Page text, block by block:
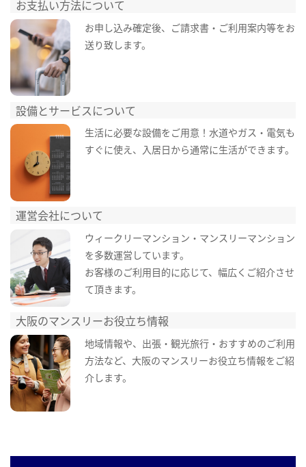
お支払い方法について
お申し込み確定後、ご請求書・ご利用案内等をお
送り致します。
設備とサービスについて
生活に必要な設備をご用意！水道やガス・電気も
すぐに使え、入居日から通常に生活ができます。
運営会社について
ウィークリーマンション・マンスリーマンション
を多数運営しています。
お客様のご利用目的に応じて、幅広くご紹介させ
て頂きます。
大阪のマンスリーお役立ち情報
地域情報や、出張・観光旅行・おすすめのご利用
方法など、大阪のマンスリーお役立ち情報をご紹
介します。